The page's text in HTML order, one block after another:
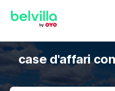
case d'affari